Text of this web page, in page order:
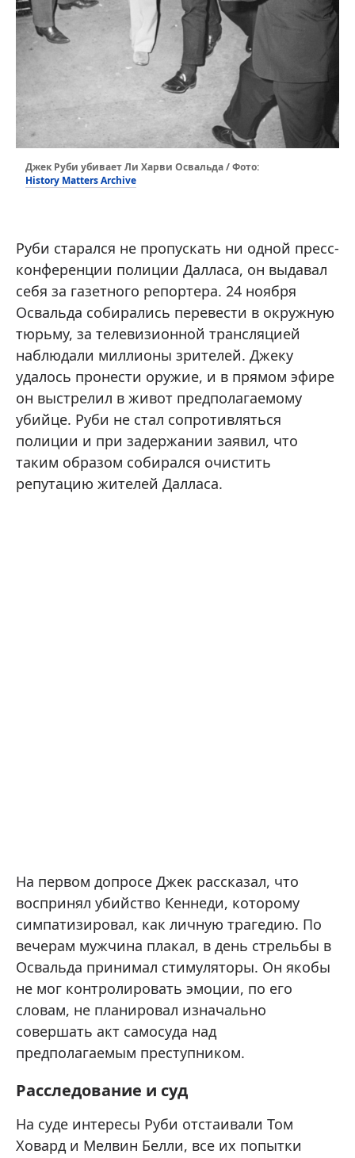
Джек Руби убивает Ли Харви Освальда / Фото:
History Matters Archive
Руби старался не пропускать ни одной пресс-
конференции полиции Далласа, он выдавал
себя за газетного репортера. 24 ноября
Освальда собирались перевести в окружную
тюрьму, за телевизионной трансляцией
наблюдали миллионы зрителей. Джеку
удалось пронести оружие, и в прямом эфире
он выстрелил в живот предполагаемому
убийце. Руби не стал сопротивляться
полиции и при задержании заявил, что
таким образом собирался очистить
репутацию жителей Далласа.
На первом допросе Джек рассказал, что
воспринял убийство Кеннеди, которому
симпатизировал, как личную трагедию. По
вечерам мужчина плакал, в день стрельбы в
Освальда принимал стимуляторы. Он якобы
не мог контролировать эмоции, по его
словам, не планировал изначально
совершать акт самосуда над
предполагаемым преступником.
Расследование и суд
На суде интересы Руби отстаивали Том
Ховард и Мелвин Белли, все их попытки